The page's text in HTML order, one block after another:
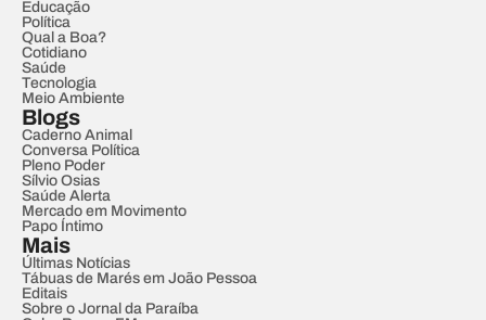
Educação
Política
Qual a Boa?
Cotidiano
Saúde
Tecnologia
Meio Ambiente
Blogs
Caderno Animal
Conversa Política
Pleno Poder
Sílvio Osias
Saúde Alerta
Mercado em Movimento
Papo Íntimo
Mais
Últimas Notícias
Tábuas de Marés em João Pessoa
Editais
Sobre o Jornal da Paraíba